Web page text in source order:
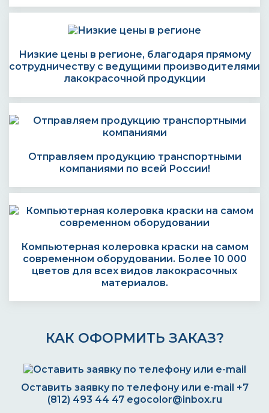
Низкие цены в регионе, благодаря прямому
сотрудничеству с ведущими производителями
лакокрасочной продукции
Отправляем продукцию транспортными
компаниями по всей России!
Компьютерная колеровка краски на самом
современном оборудовании. Более 10 000
цветов для всех видов лакокрасочных
материалов.
КАК ОФОРМИТЬ ЗАКАЗ?
Оставить заявку по телефону или e-mail +7
(812) 493 44 47 egocolor@inbox.ru